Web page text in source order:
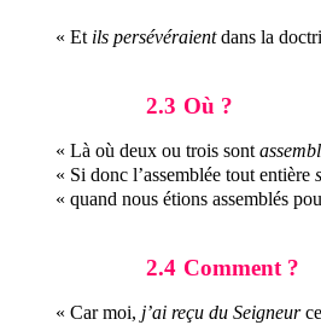
« Et ils persévéraientdans la
2.3 Où ?
« Là où deux ou trois sont
« Si donc l’assemblée tout entière
« quand nous étions assemblés
2.4 Comment ?
« Car moi, j’ai reçu du Seigneur